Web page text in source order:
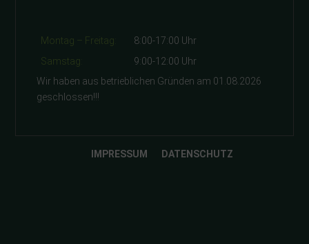
Montag – Freitag:
8:00-17:00 Uhr
Samstag:
9:00-12:00 Uhr
Wir haben aus betrieblichen Gründen am 01.08.2026
geschlossen!!!
IMPRESSUM DATENSCHUTZ